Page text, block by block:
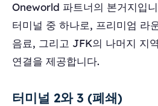
Oneworld 파트너의 본거지입
터미널 중 하나로, 프리미엄 라
음료, 그리고 JFK의 나머지 지
연결을 제공합니다.
터미널 2와 3 (폐쇄)